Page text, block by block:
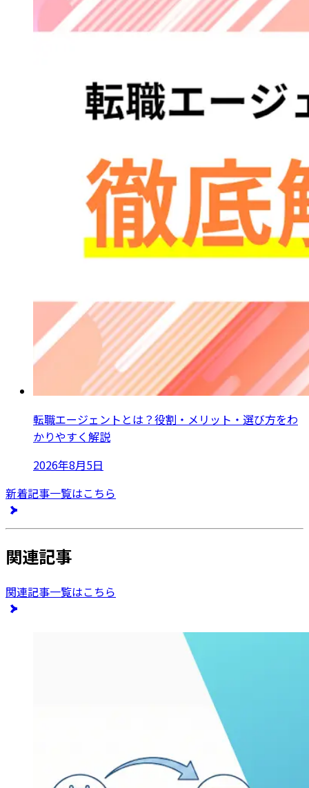
転職エージェントとは？役割・メリット・選び方をわ
かりやすく解説
2026年8月5日
新着記事一覧はこちら
関連記事
関連記事一覧はこちら